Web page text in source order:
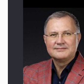
ROOTED IN
THE…